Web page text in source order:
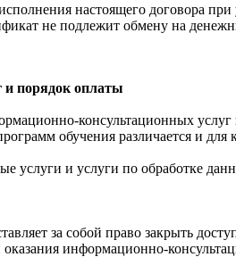
исполнения настоящего договора
не подлежит обмену на
и порядок оплаты
консультационных услуг
обучения различается и
услуги и услуги по обработке
за собой право закрыть
информационно-